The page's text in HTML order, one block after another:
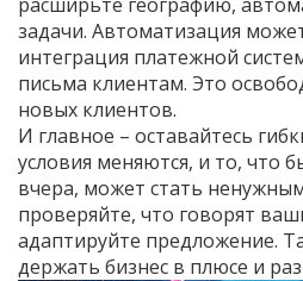
задачи. Автоматизация
интеграция платежной
письма клиентам. Это
новых клиентов.
И главное – оставайтесь
условия меняются, и то, что
вчера, может стать
проверяйте, что говорят
адаптируйте предложение.
держать бизнес в плюсе и